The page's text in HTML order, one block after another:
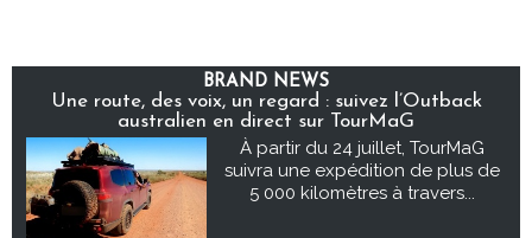
BRAND NEWS
Une route, des voix, un regard : suivez l’Outback
australien en direct sur TourMaG
À partir du 24 juillet, TourMaG
suivra une expédition de plus de
5 000 kilomètres à travers...